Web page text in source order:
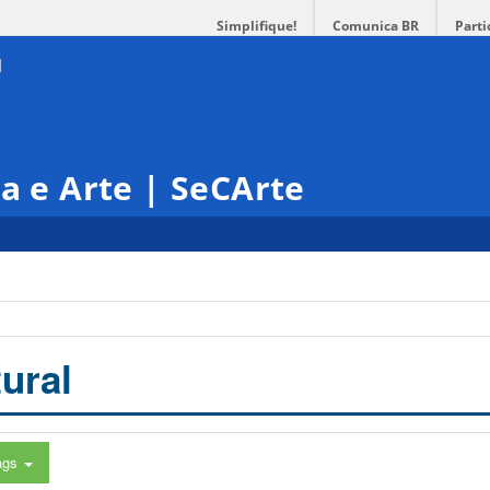
Simplifique! Comunica BR
e Arte | SeCArte